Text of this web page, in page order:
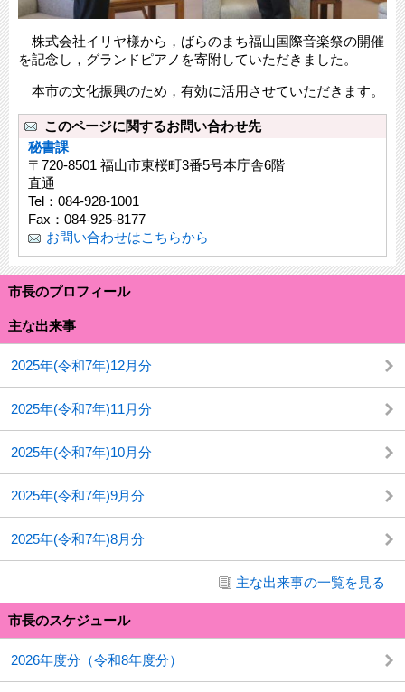
市長のプロフィール
主な出来事
2025年(令和7年)12月分
2025年(令和7年)11月分
2025年(令和7年)10月分
2025年(令和7年)9月分
2025年(令和7年)8月分
主な出来事の一覧を見る
市長のスケジュール
2026年度分（令和8年度分）
株式会社イリヤ様から，ばらのまち福山国際音楽祭の開催
を記念し，グランドピアノを寄附していただきました。
本市の文化振興のため，有効に活用させていただきます。
このページに関するお問い合わせ先
秘書課
〒720-8501 福山市東桜町3番5号本庁舎6階
直通
Tel：084-928-1001
Fax：084-925-8177
お問い合わせはこちらから